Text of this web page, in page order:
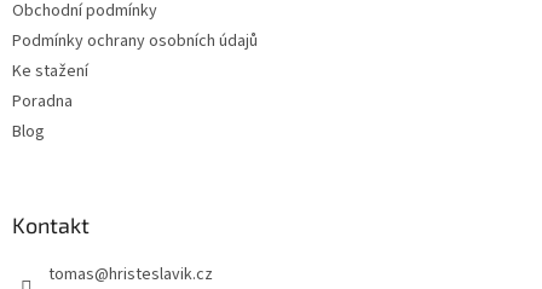
Obchodní podmínky
Podmínky ochrany osobních údajů
Ke stažení
Poradna
Blog
Kontakt
tomas@hristeslavik.cz